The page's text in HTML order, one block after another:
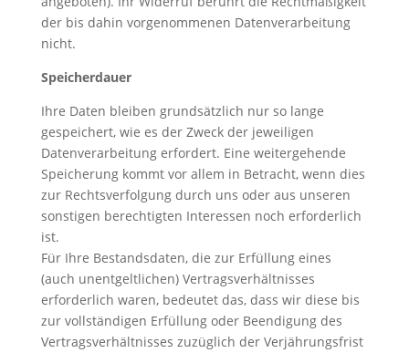
der bis dahin vorgenommenen Datenverarbeitung
nicht.
Speicherdauer
Ihre Daten bleiben grundsätzlich nur so lange
gespeichert, wie es der Zweck der jeweiligen
Datenverarbeitung erfordert. Eine weitergehende
Speicherung kommt vor allem in Betracht, wenn dies
zur Rechtsverfolgung durch uns oder aus unseren
sonstigen berechtigten Interessen noch erforderlich
ist.
Für Ihre Bestandsdaten, die zur Erfüllung eines
(auch unentgeltlichen) Vertragsverhältnisses
erforderlich waren, bedeutet das, dass wir diese bis
zur vollständigen Erfüllung oder Beendigung des
Vertragsverhältnisses zuzüglich der Verjährungsfrist